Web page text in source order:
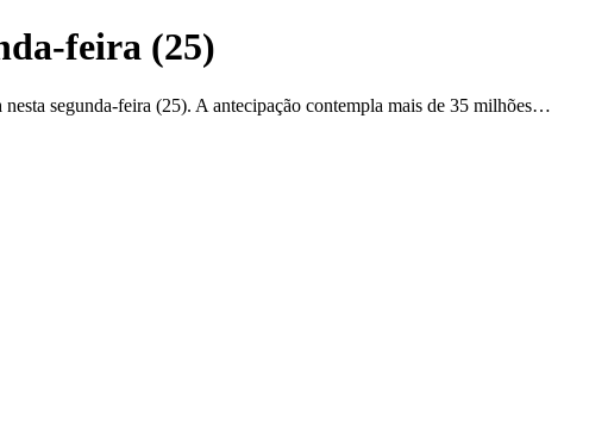
feira (25)
segunda-feira (25). A antecipação contempla mais de 35 milhões…